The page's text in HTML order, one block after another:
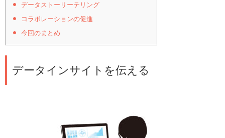
データストーリーテリング
コラボレーションの促進
今回のまとめ
データインサイトを伝える